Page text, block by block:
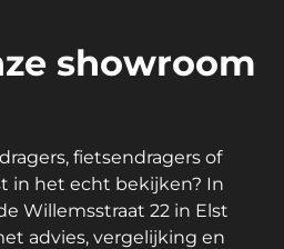
showroom
fietsendragers of
in het echt bekijken? In
Willemsstraat 22 in Elst
advies, vergelijking en